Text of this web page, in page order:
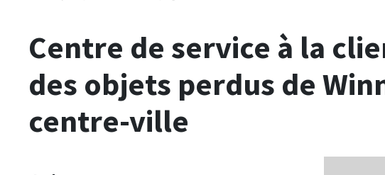
Centre de service à la
des objets perdus de
centre-ville